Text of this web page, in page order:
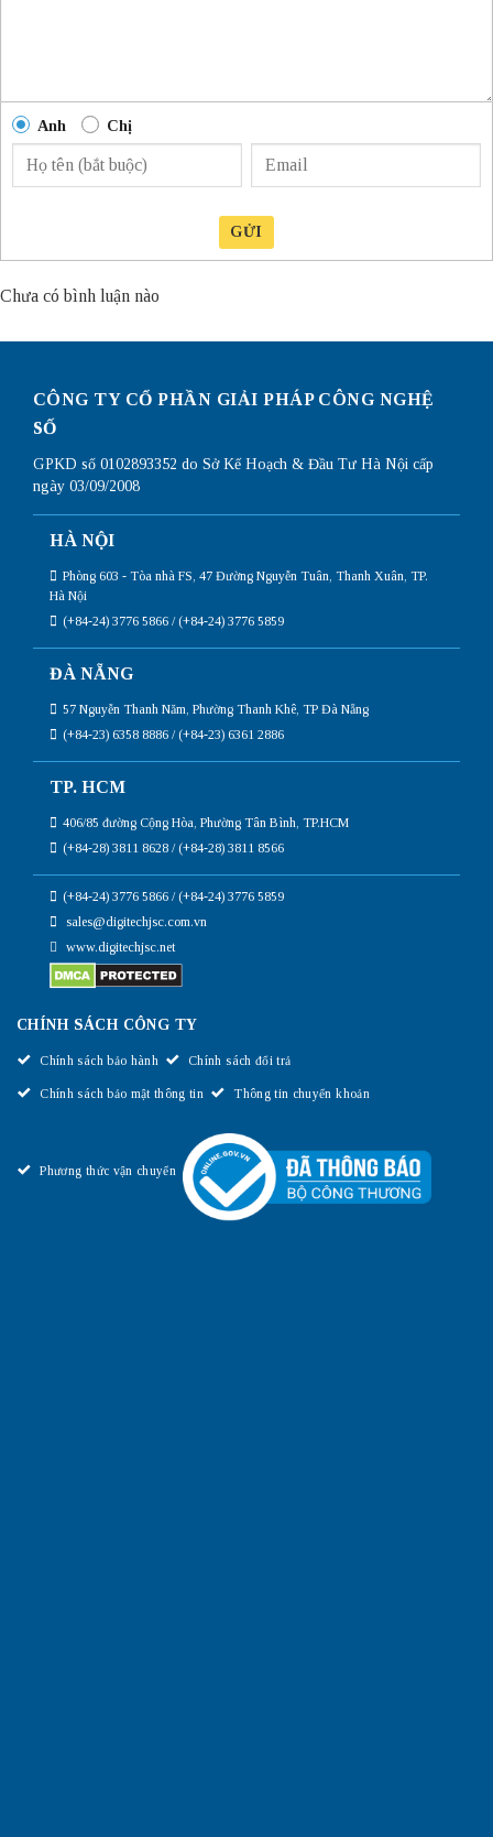
Anh Chị
GỬI
Chưa có bình luận nào
CÔNG TY CỔ PHẦN GIẢI PHÁP CÔNG NGHỆ
SỐ
GPKD số 0102893352 do Sở Kế Hoạch & Đầu Tư Hà Nội cấp
ngày 03/09/2008
HÀ NỘI
Phòng 603 - Tòa nhà FS, 47 Đường Nguyễn Tuân, Thanh Xuân, TP.
Hà Nội
(+84-24) 3776 5866 / (+84-24) 3776 5859
ĐÀ NẴNG
57 Nguyễn Thanh Năm, Phường Thanh Khê, TP Đà Nẵng
(+84-23) 6358 8886 / (+84-23) 6361 2886
TP. HCM
406/85 đường Cộng Hòa, Phường Tân Bình, TP.HCM
(+84-28) 3811 8628 / (+84-28) 3811 8566
(+84-24) 3776 5866 / (+84-24) 3776 5859
sales@digitechjsc.com.vn
www.digitechjsc.net
CHÍNH SÁCH CÔNG TY
Chính sách bảo hành Chính sách đổi trả
Chính sách bảo mật thông tin Thông tin chuyển khoản
Phương thức vận chuyển